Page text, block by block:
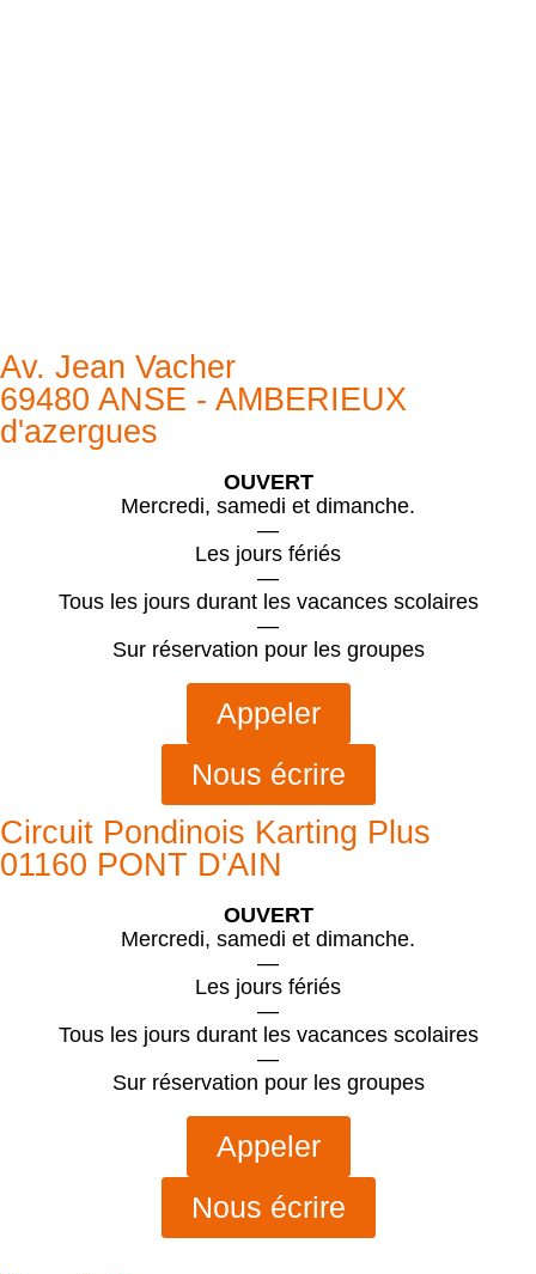
Av. Jean Vacher
69480 ANSE - AMBERIEUX
d'azergues
OUVERT
Mercredi, samedi et dimanche.
—
Les jours fériés
—
Tous les jours durant les vacances scolaires
—
Sur réservation pour les groupes
Appeler
Nous écrire
Circuit Pondinois Karting Plus
01160 PONT D'AIN
OUVERT
Mercredi, samedi et dimanche.
—
Les jours fériés
—
Tous les jours durant les vacances scolaires
—
Sur réservation pour les groupes
Appeler
Nous écrire